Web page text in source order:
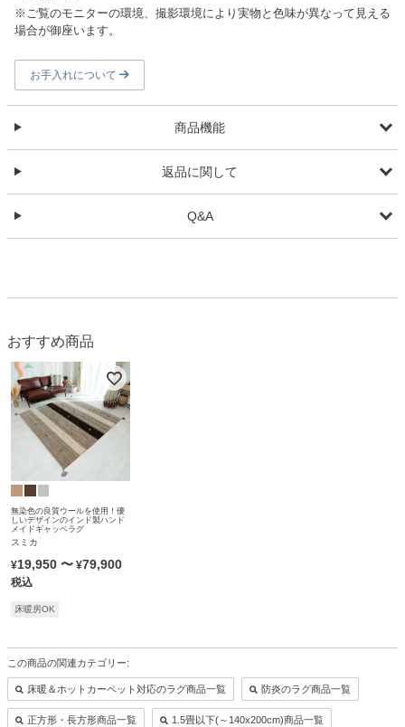
※ご覧のモニターの環境、撮影環境により実物と色味が異なって見える
場合が御座います。
お手入れについて
商品機能
返品に関して
Q&A
おすすめ商品
無染色の良質ウールを使用！優
しいデザインのインド製ハンド
メイドギャッベラグ
スミカ
¥19,950 〜 ¥79,900
税込
床暖房OK
この商品の関連カテゴリー:
床暖＆ホットカーペット対応のラグ商品一覧 防炎のラグ商品一覧
正方形・長方形商品一覧 1.5畳以下(～140x200cm)商品一覧